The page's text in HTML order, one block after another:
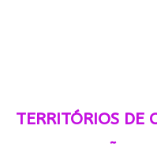
TERRITÓRIOS DE